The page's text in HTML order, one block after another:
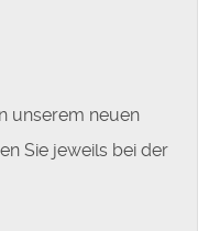
unserem neuen
Sie jeweils bei der